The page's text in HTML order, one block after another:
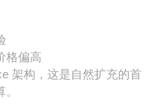
格偏高
架构，这是自然扩充的首